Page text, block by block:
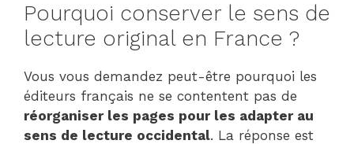
Pourquoi conserver le sens de
lecture original en France ?
Vous vous demandez peut-être pourquoi les
éditeurs français ne se contentent pas de
réorganiser les pages pour les adapter au
sens de lecture occidental. La réponse est